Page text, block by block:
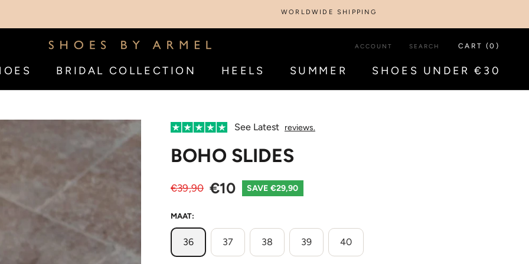
WORLDWIDE SHIPPING
BRIDAL COLLECTION
HEELS
SUMMER
SHOES UNDER €30
ACCOUNT SEARCH CART (0 )
See Latest reviews.
BOHO SLIDES
€39,90 €10 SAVE €29,90
MAAT:
36 37 38 39 40